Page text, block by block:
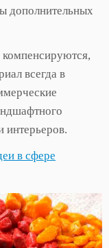
дополнительных
всегда в
интерьеров.
в сфере